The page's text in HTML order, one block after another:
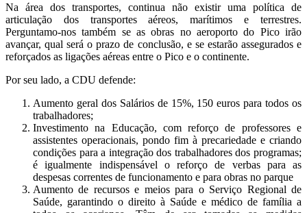
Na área dos transportes, continua não existir uma política de
articulação dos transportes aéreos, marítimos e terrestres.
Perguntamo-nos também se as obras no aeroporto do Pico irão
avançar, qual será o prazo de conclusão, e se estarão assegurados e
reforçados as ligações aéreas entre o Pico e o continente.
Por seu lado, a CDU defende:
Aumento geral dos Salários de 15%, 150 euros para todos os
trabalhadores;
Investimento na Educação, com reforço de professores e
assistentes operacionais, pondo fim à precariedade e criando
condições para a integração dos trabalhadores dos programas;
é igualmente indispensável o reforço de verbas para as
despesas correntes de funcionamento e para obras no parque
Aumento de recursos e meios para o Serviço Regional de
Saúde, garantindo o direito à Saúde e médico de família a